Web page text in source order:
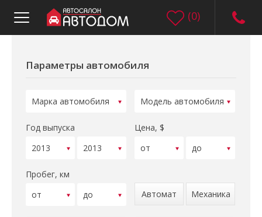
(0)
Параметры автомобиля
Год выпуска Цена, $
Пробег, км
Автомат
Механика